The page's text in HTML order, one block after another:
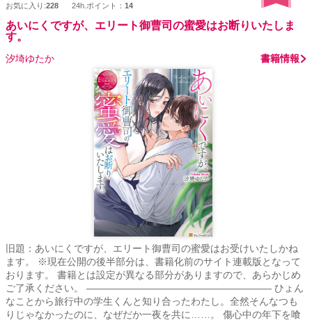
お気に入り:228 24h.ポイント： 14
あいにくですが、エリート御曹司の蜜愛はお断りいたしま
す。
汐埼ゆたか 書籍情報
旧題：あいにくですが、エリート御曹司の蜜愛はお受けいたしかね
ます。 ※現在公開の後半部分は、書籍化前のサイト連載版となって
おります。 書籍とは設定が異なる部分がありますので、あらかじめ
ご了承ください。 ――――――――――――――――――― ひょん
なことから旅行中の学生くんと知り合ったわたし。全然そんなつも
りじゃなかったのに、なぜだか一夜を共に……。 傷心中の年下を喰